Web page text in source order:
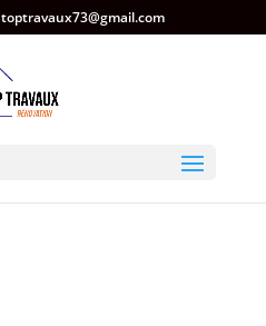
toptravaux73@gmail.com